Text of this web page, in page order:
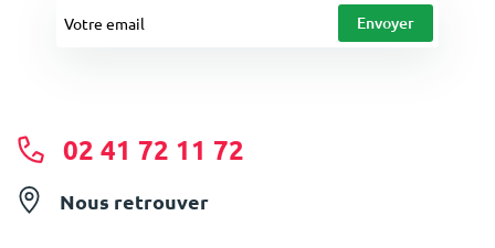
02 41 72 11 72
Nous retrouver